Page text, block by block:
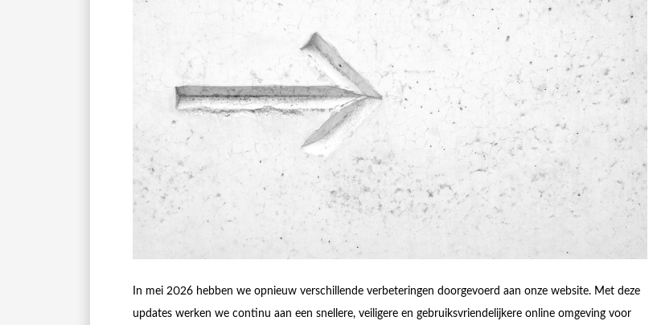
In mei 2026 hebben we opnieuw verschillende verbeteringen doorgevoerd aan onze website. Met deze
updates werken we continu aan een snellere, veiligere en gebruiksvriendelijkere online omgeving voor